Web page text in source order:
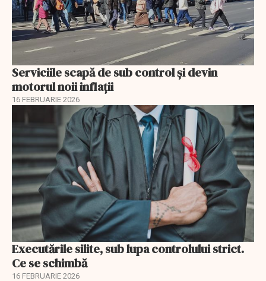
Serviciile scapă de sub control și devin
motorul noii inflații
16 FEBRUARIE 2026
Executările silite, sub lupa controlului strict.
Ce se schimbă
16 FEBRUARIE 2026